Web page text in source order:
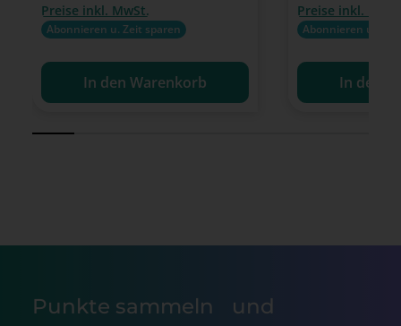
Preise inkl. MwSt.
Abonnieren u. Zeit sparen
In den Warenkorb
Preise inkl.
Abonnieren u.
In den
Punkte sammeln und